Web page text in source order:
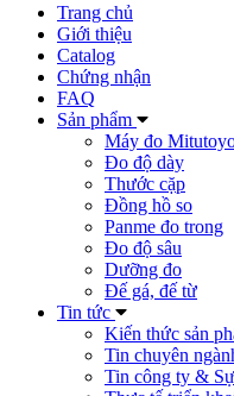
Trang chủ
Giới thiệu
Catalog
Chứng nhận
FAQ
Sản phẩm
Máy đo
Đo độ dày
Thước cặp
Đồng hồ so
Panme đo trong
Đo độ sâu
Dưỡng đo
Đế gá, đế từ
Tin tức
Kiến thức sản
Tin chuyên
Tin công ty &